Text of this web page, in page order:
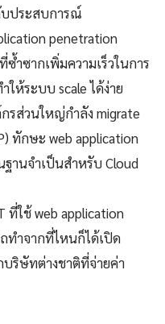
ประสบการณ์
penetration
ำซากเพิ่มความเร็วในการ
ห้ระบบ scale ได้ง่าย
รส่วนใหญ่กำลัง migrate
ทักษะ web application
านจำเป็นสำหรับ Cloud
ที่ใช้ web application
ทำจากที่ไหนก็ได้เปิด
บริษัทต่างชาติที่จ่ายค่า